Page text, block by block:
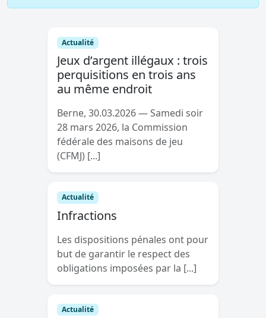
Actualité
Jeux d’argent illégaux : trois
perquisitions en trois ans
au même endroit
Berne, 30.03.2026 — Samedi soir
28 mars 2026, la Commission
fédérale des maisons de jeu
(CFMJ) [...]
Actualité
Infractions
Les dispositions pénales ont pour
but de garantir le respect des
obligations imposées par la [...]
Actualité